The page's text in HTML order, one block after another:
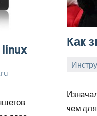
Как
2023
чем